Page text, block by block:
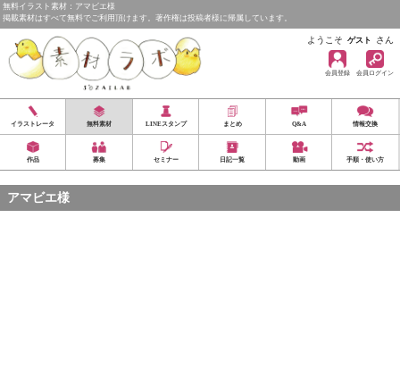
無料イラスト素材：アマビエ様
掲載素材はすべて無料でご利用頂けます。著作権は投稿者様に帰属しています。
ようこそ ゲスト さん
会員登録 会員ログイン
イラストレータ 無料素材 LINEスタンプ まとめ Q&A 情報交換
作品 募集 セミナー 日記一覧 動画 手順・使い方
アマビエ様